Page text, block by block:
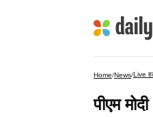
Home/News/Live
पीएम